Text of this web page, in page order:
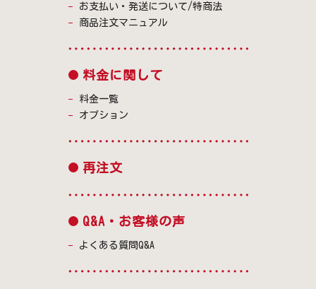
お支払い・発送について/特商法
商品注文マニュアル
料金に関して
料金一覧
オプション
再注文
Q&A・お客様の声
よくある質問Q&A